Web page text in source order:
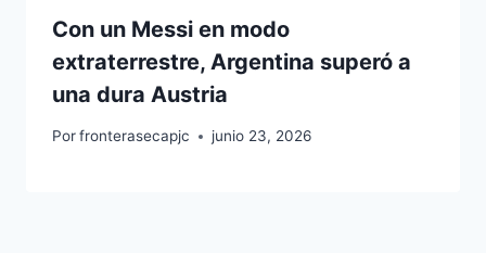
Con un Messi en modo
extraterrestre, Argentina superó a
una dura Austria
Porfronterasecapjc junio 23, 2026